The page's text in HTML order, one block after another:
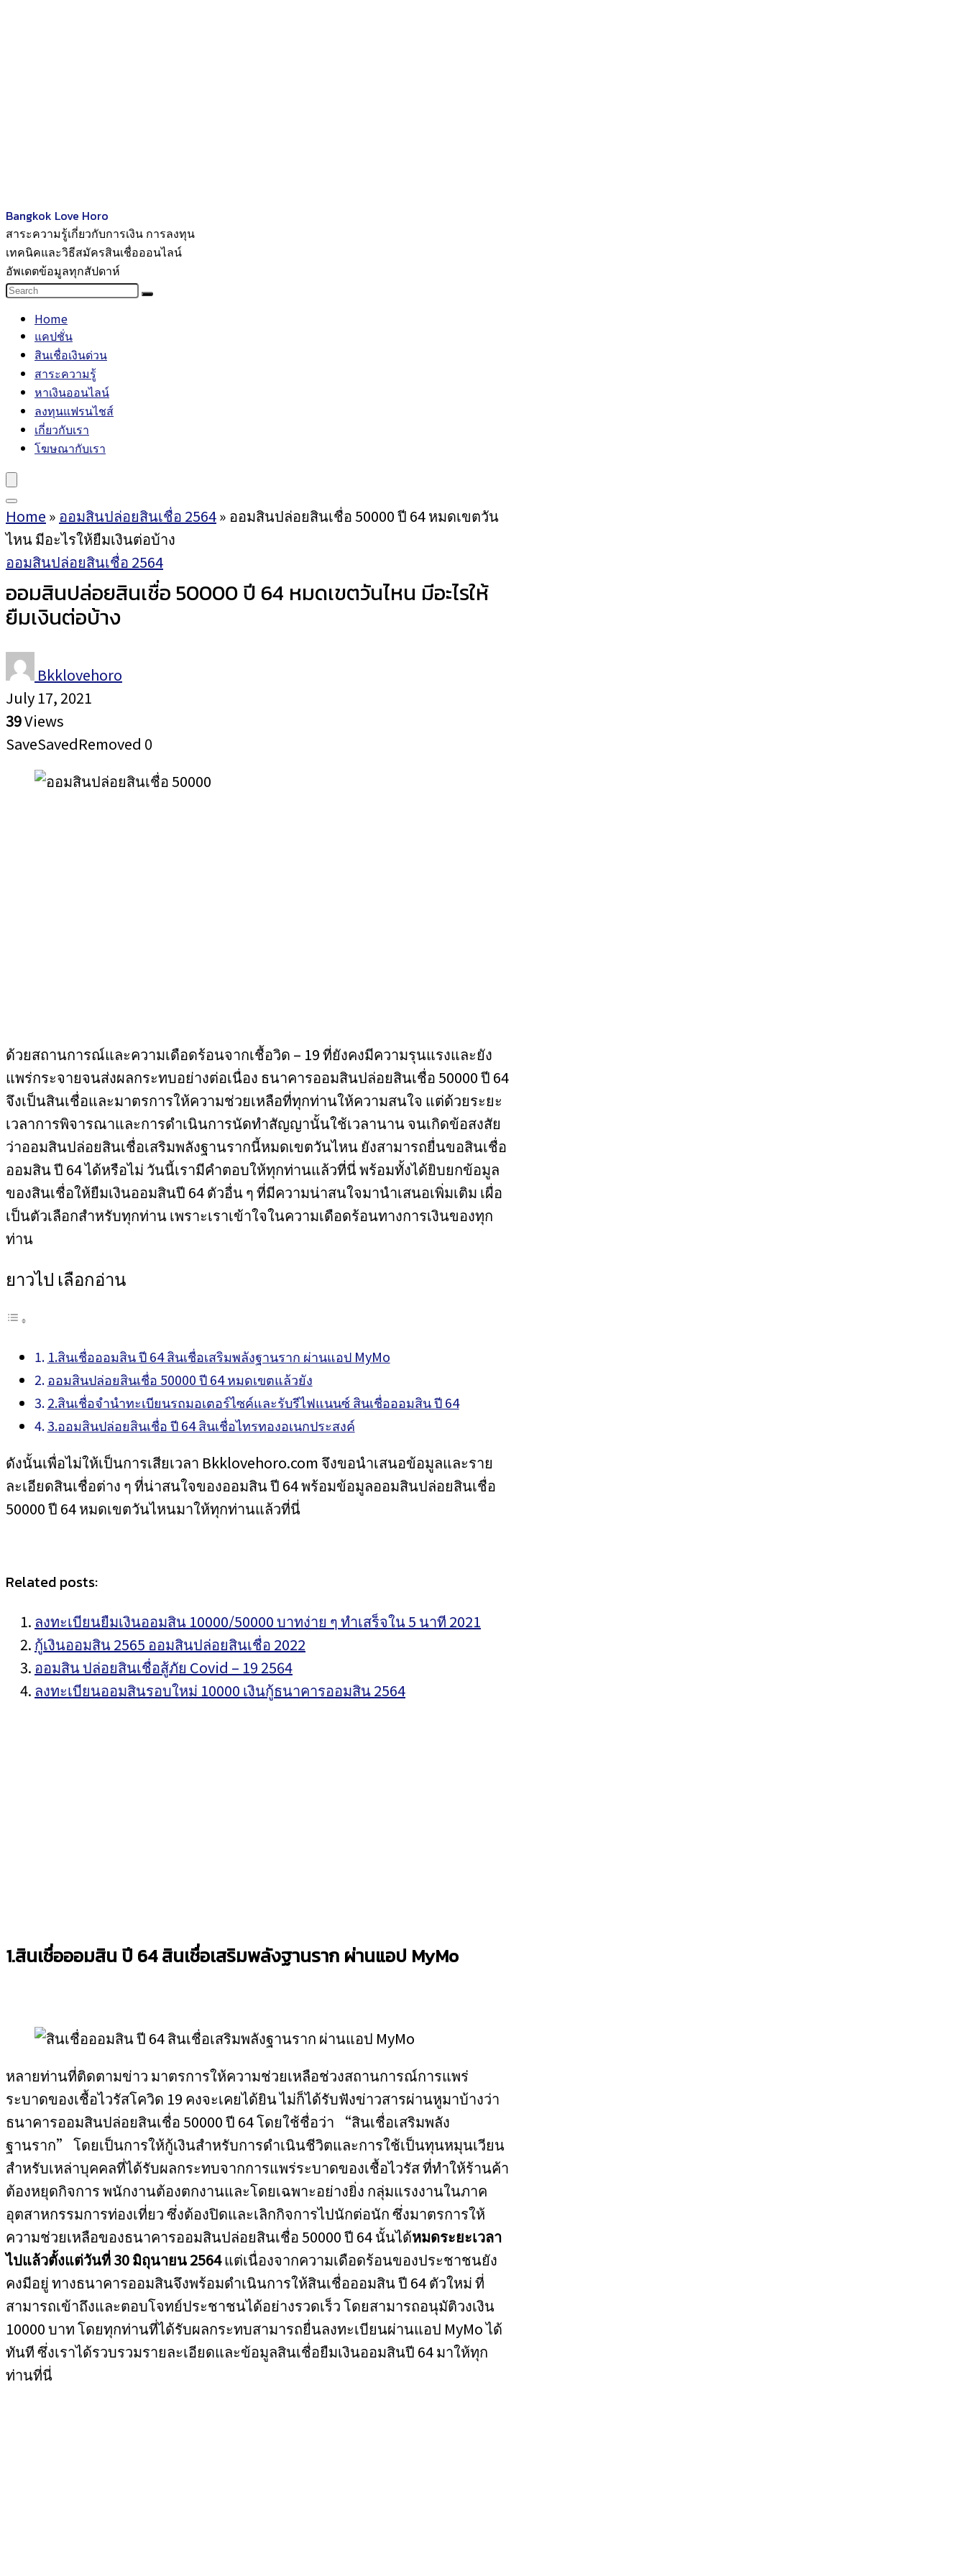
Bangkok Love Horo
สาระความรู้เกี่ยวกับการเงิน การลงทุน
เทคนิคและวิธีสมัครสินเชื่อออนไลน์
อัพเดตข้อมูลทุกสัปดาห์
Home
แคปชั่น
สินเชื่อเงินด่วน
สาระความรู้
หาเงินออนไลน์
ลงทุนแฟรนไชส์
เกี่ยวกับเรา
โฆษณากับเรา
Home » ออมสินปล่อยสินเชื่อ 2564» ออมสินปล่อยสินเชื่อ 50000 ปี 64 หมดเขตวัน
ไหน มีอะไรให้ยืมเงินต่อบ้าง
ออมสินปล่อยสินเชื่อ 2564
ออมสินปล่อยสินเชื่อ 50000 ปี 64 หมดเขตวันไหน มีอะไรให้
ยืมเงินต่อบ้าง
Bkklovehoro
July 17, 2021
39Views
SaveSavedRemoved 0
ด้วยสถานการณ์และความเดือดร้อนจากเชื้อวิด – 19 ที่ยังคงมีความรุนแรงและยัง
แพร่กระจายจนส่งผลกระทบอย่างต่อเนื่อง ธนาคารออมสินปล่อยสินเชื่อ 50000 ปี 64
จึงเป็นสินเชื่อและมาตรการให้ความช่วยเหลือที่ทุกท่านให้ความสนใจ แต่ด้วยระยะ
เวลาการพิจารณาและการดำเนินการนัดทำสัญญานั้นใช้เวลานาน จนเกิดข้อสงสัย
ว่าออมสินปล่อยสินเชื่อเสริมพลังฐานรากนี้หมดเขตวันไหน ยังสามารถยื่นขอสินเชื่อ
ออมสิน ปี 64 ได้หรือไม่ วันนี้เรามีคำตอบให้ทุกท่านแล้วที่นี่ พร้อมทั้งได้ยิบยกข้อมูล
ของสินเชื่อให้ยืมเงินออมสินปี 64 ตัวอื่น ๆ ที่มีความน่าสนใจมานำเสนอเพิ่มเติม เผื่อ
เป็นตัวเลือกสำหรับทุกท่าน เพราะเราเข้าใจในความเดือดร้อนทางการเงินของทุก
ท่าน
ยาวไป เลือกอ่าน
1.สินเชื่อออมสิน ปี 64 สินเชื่อเสริมพลังฐานราก ผ่านแอป MyMo
ออมสินปล่อยสินเชื่อ 50000 ปี 64 หมดเขตแล้วยัง
2.สินเชื่อจำนำทะเบียนรถมอเตอร์ไซค์และรับรีไฟแนนซ์ สินเชื่อออมสิน ปี 64
3.ออมสินปล่อยสินเชื่อ ปี 64 สินเชื่อไทรทองอเนกประสงค์
ดังนั้นเพื่อไม่ให้เป็นการเสียเวลา Bkklovehoro.com จึงขอนำเสนอข้อมูลและราย
ละเอียดสินเชื่อต่าง ๆ ที่น่าสนใจของออมสิน ปี 64 พร้อมข้อมูลออมสินปล่อยสินเชื่อ
50000 ปี 64 หมดเขตวันไหนมาให้ทุกท่านแล้วที่นี่
Related posts:
ลงทะเบียนยืมเงินออมสิน 10000/50000 บาทง่าย ๆ ทำเสร็จใน 5 นาที 2021
กู้เงินออมสิน 2565 ออมสินปล่อยสินเชื่อ 2022
ออมสิน ปล่อยสินเชื่อสู้ภัย Covid – 19 2564
ลงทะเบียนออมสินรอบใหม่ 10000 เงินกู้ธนาคารออมสิน 2564
1.สินเชื่อออมสิน ปี 64 สินเชื่อเสริมพลังฐานราก ผ่านแอป MyMo
หลายท่านที่ติดตามข่าว มาตรการให้ความช่วยเหลือช่วงสถานการณ์การแพร่
ระบาดของเชื้อไวรัสโควิด 19 คงจะเคยได้ยิน ไม่ก็ได้รับฟังข่าวสารผ่านหูมาบ้างว่า
ธนาคารออมสินปล่อยสินเชื่อ 50000 ปี 64 โดยใช้ชื่อว่า “สินเชื่อเสริมพลัง
ฐานราก” โดยเป็นการให้กู้เงินสำหรับการดำเนินชีวิตและการใช้เป็นทุนหมุนเวียน
สำหรับเหล่าบุคคลที่ได้รับผลกระทบจากการแพร่ระบาดของเชื้อไวรัส ที่ทำให้ร้านค้า
ต้องหยุดกิจการ พนักงานต้องตกงานและโดยเฉพาะอย่างยิ่ง กลุ่มแรงงานในภาค
อุตสาหกรรมการท่องเที่ยว ซึ่งต้องปิดและเลิกกิจการไปนักต่อนัก ซึ่งมาตรการให้
ความช่วยเหลือของธนาคารออมสินปล่อยสินเชื่อ 50000 ปี 64 นั้นได้หมดระยะเวลา
ไปแล้วตั้งแต่วันที่ 30 มิถุนายน 2564แต่เนื่องจากความเดือดร้อนของประชาชนยัง
คงมีอยู่ ทางธนาคารออมสินจึงพร้อมดำเนินการให้สินเชื่อออมสิน ปี 64 ตัวใหม่ ที่
สามารถเข้าถึงและตอบโจทย์ประชาชนได้อย่างรวดเร็ว โดยสามารถอนุมัติวงเงิน
10000 บาท โดยทุกท่านที่ได้รับผลกระทบสามารถยื่นลงทะเบียนผ่านแอป MyMo ได้
ทันที ซึ่งเราได้รวบรวมรายละเอียดและข้อมูลสินเชื่อยืมเงินออมสินปี 64 มาให้ทุก
ท่านที่นี่